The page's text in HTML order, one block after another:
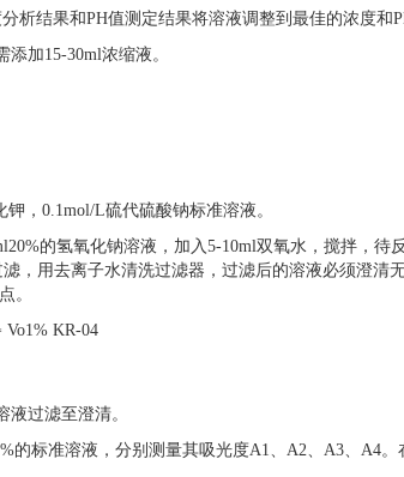
析结果和PH值测定结果将溶液调整到最佳的浓度和
加15-30ml浓缩液。
，0.1mol/L硫代硫酸钠标准溶液。
的氢氧化钠溶液，加入5-10ml双氧水，搅拌，
，用去离子水清洗过滤器，过滤后的溶液必须澄
。
KR-04
过滤至澄清。
的标准溶液，分别测量其吸光度A1、A2、A3、